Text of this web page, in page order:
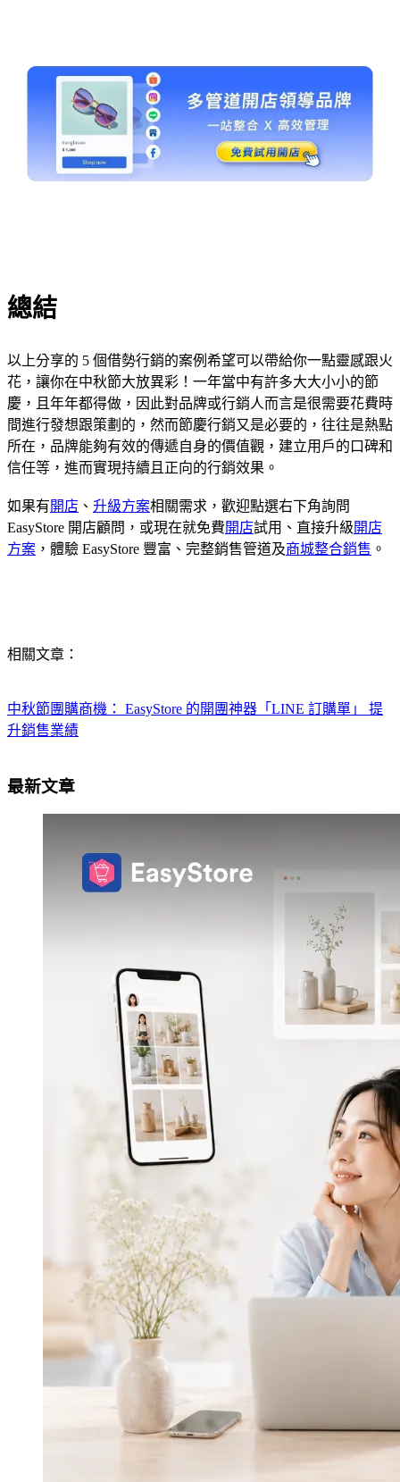
總結
以上分享的 5 個借勢行銷的案例希望可以帶給你一點靈感跟火
花，讓你在中秋節大放異彩！一年當中有許多大大小小的節
慶，且年年都得做，因此對品牌或行銷人而言是很需要花費時
間進行發想跟策劃的，然而節慶行銷又是必要的，往往是熱點
所在，品牌能夠有效的傳遞自身的價值觀，建立用戶的口碑和
信任等，進而實現持續且正向的行銷效果。
如果有開店 、 升級方案相關需求，歡迎點選右下角詢問
EasyStore 開店顧問，或現在就免費開店試用、直接升級開店
方案 ，體驗 EasyStore 豐富、完整銷售管道及商城整合銷售 。
相關文章：
中秋節團購商機： EasyStore 的開團神器「LINE 訂購單」 提
升銷售業績
最新文章